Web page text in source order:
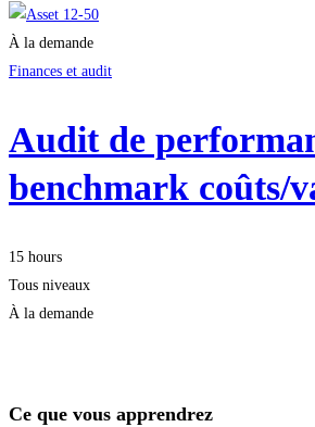
À la demande
Finances et audit
Audit de
benchmark coûts/
15 hours
Tous niveaux
À la demande
Ce que vous apprendrez